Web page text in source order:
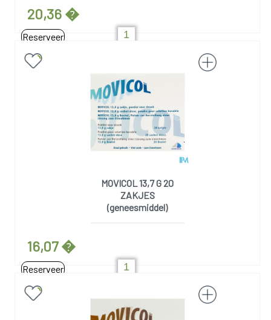
20,36 �
Reserveer
MOVICOL 13,7 G 20
ZAKJES
(geneesmiddel)
16,07 �
Reserveer